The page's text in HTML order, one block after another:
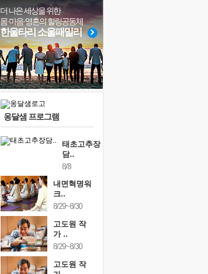
'말 타는 법'을 먼저
졸업식 사진을 보며
아픈 아버지를 위한 공간 설계
극심한 변비, 어깨결림, 수면 장애
보고 싶은 어머니
유년 시절의 부산 영도 바다
못된 꼰대들
거울 속의 나
#유튜브
#링컨학교
#친구
#다짐
#면역력
#극복
#희망
#힐링
#나눔
#건강
#위기
#리더
#아이들
더 나은 세상을 위한
몸·마음·영혼의 힐링공동체
한울타리 소울패밀리
옹달샘 프로그램
태초고추장
담..
8/8
내면혁명워
크..
8/29~8/30
고도원 작
가 ..
8/29~8/30
고도원 작